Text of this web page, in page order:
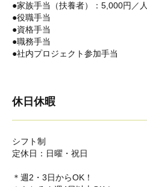
●家族手当（扶養者）：5,000円／人
●役職手当
●資格手当
●職務手当
●社内プロジェクト参加手当
休日休暇
シフト制
定休日：日曜・祝日
＊週2・3日からOK！